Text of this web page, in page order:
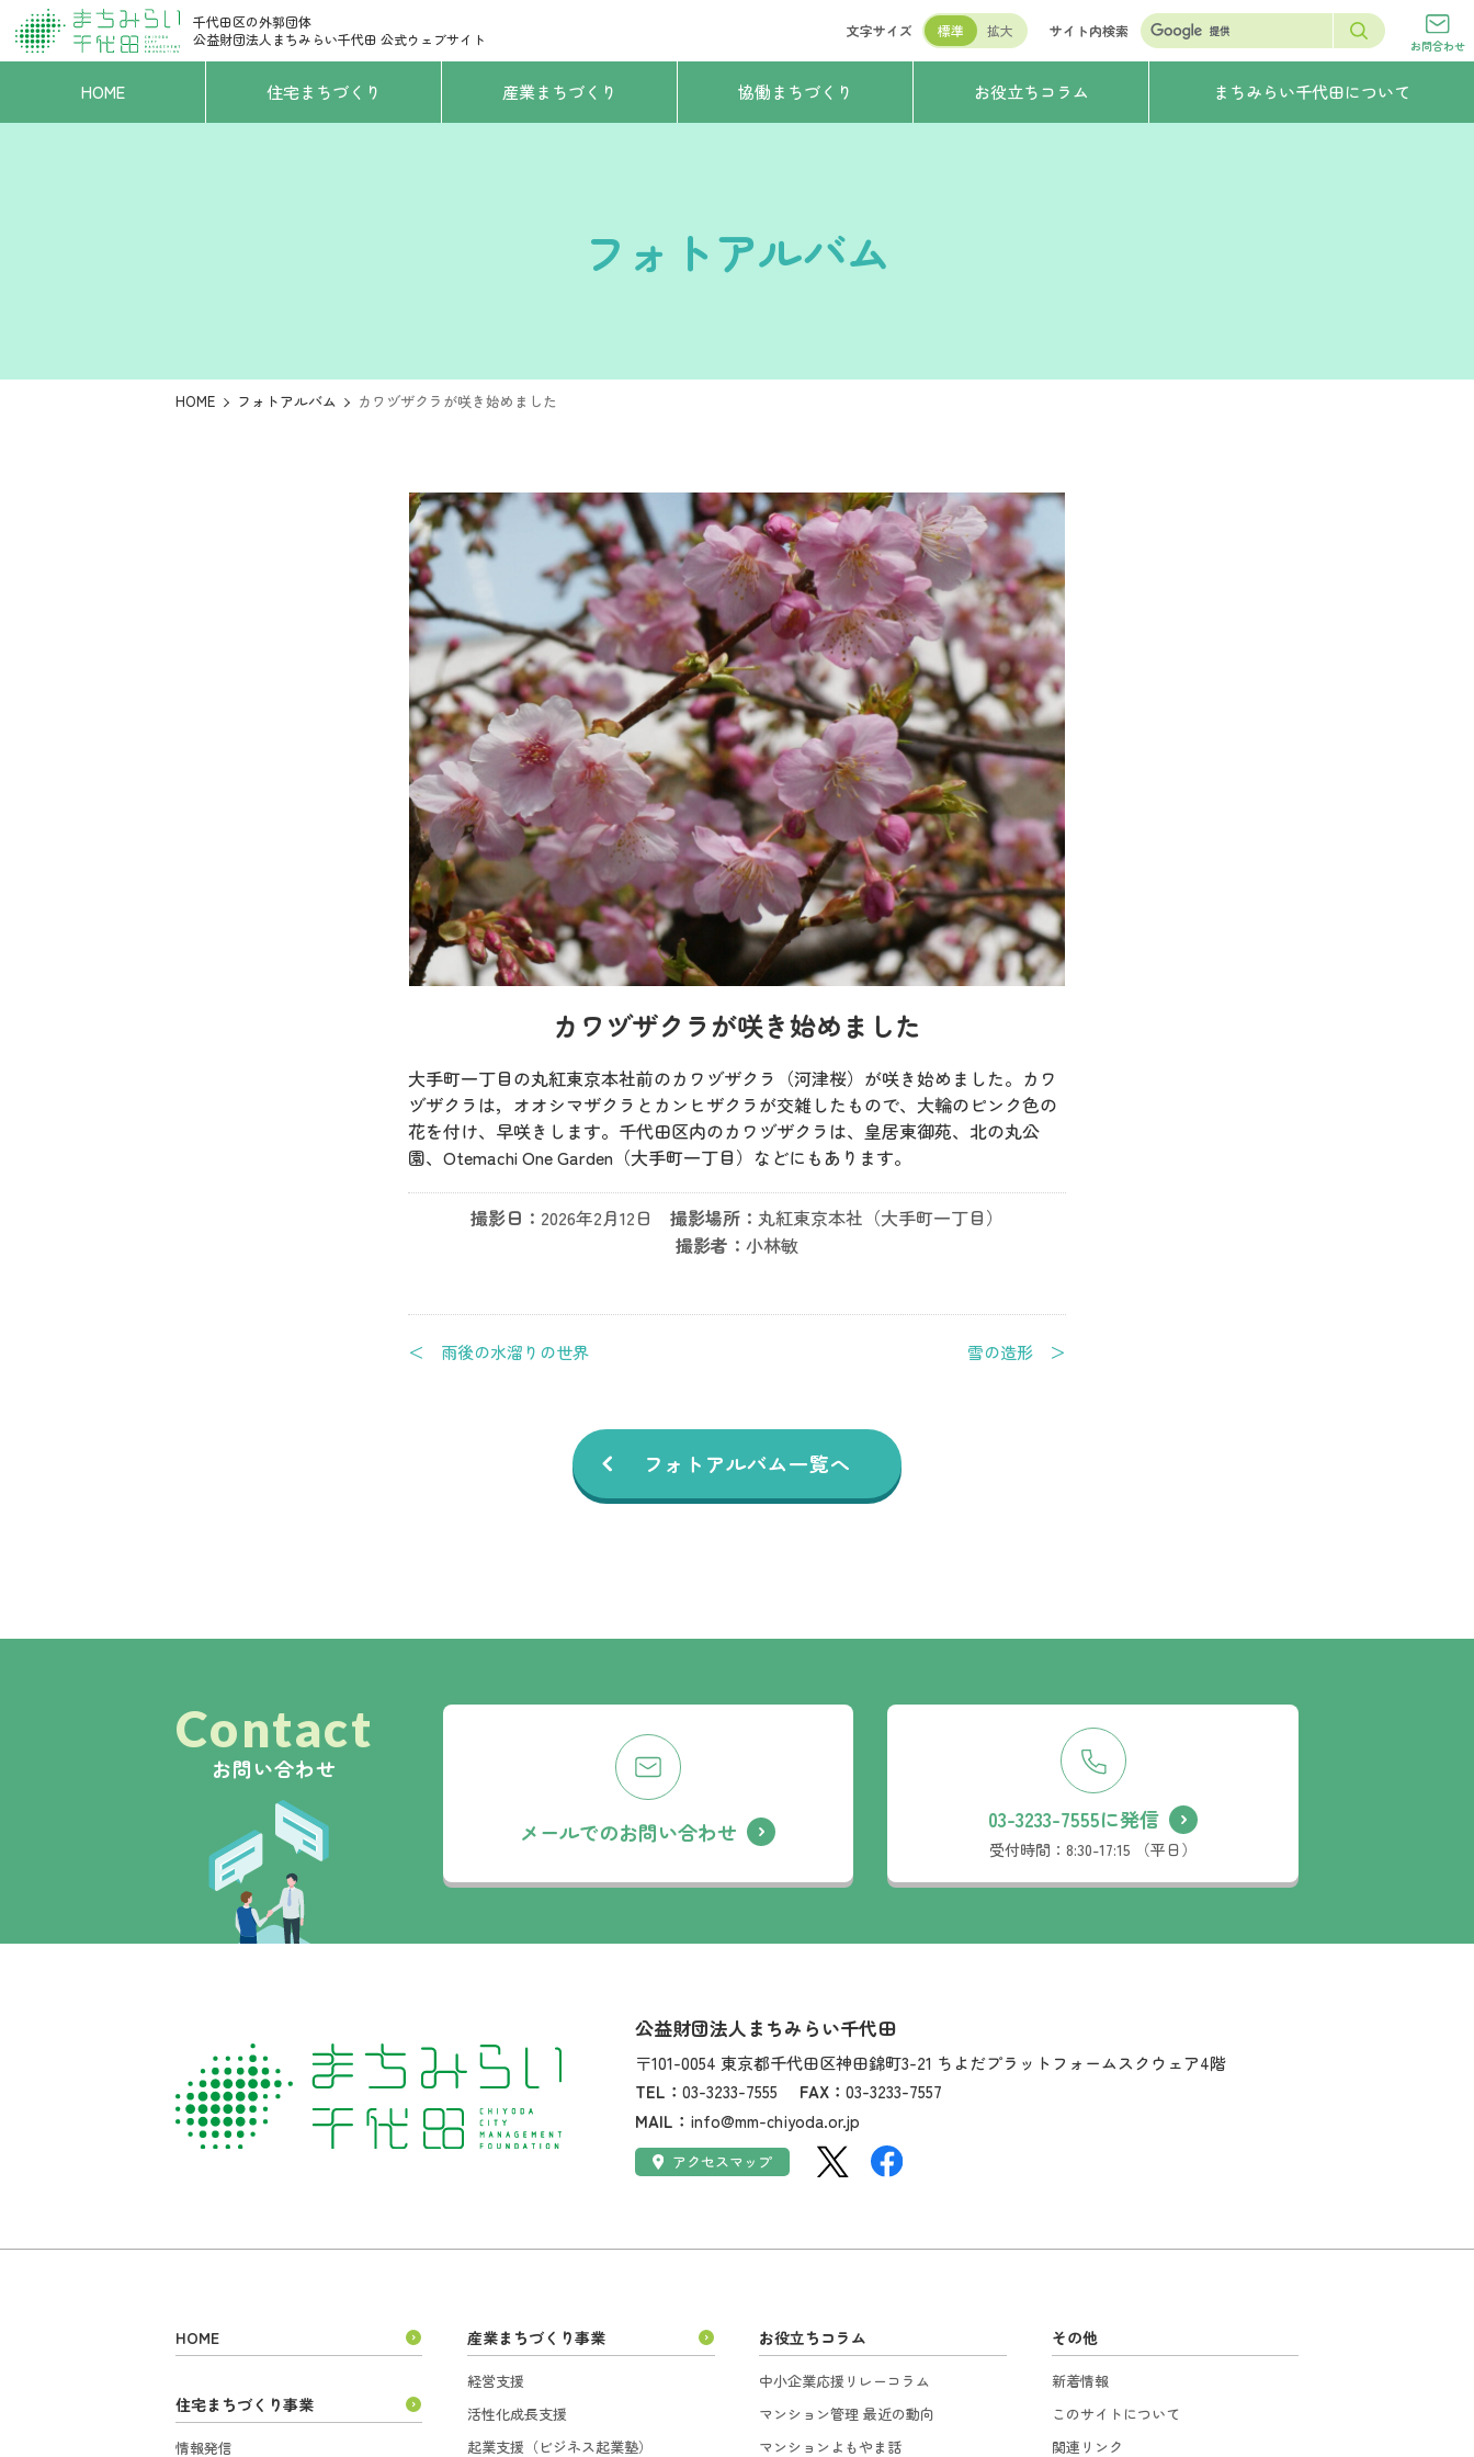
千代田区の外郭団体
公益財団法人まちみらい千代田 公式ウェブサイト 文字サイズ 標準 拡大 サイト内検索
お問合わせ
HOME 住宅まちづくり 産業まちづくり 協働まちづくり お役立ちコラム まちみらい千代田について
フォトアルバム
HOME フォトアルバム カワヅザクラが咲き始めました
カワヅザクラが咲き始めました
大手町一丁目の丸紅東京本社前のカワヅザクラ（河津桜）が咲き始めました。カワ
ヅザクラは，オオシマザクラとカンヒザクラが交雑したもので、大輪のピンク色の
花を付け、早咲きします。千代田区内のカワヅザクラは、皇居東御苑、北の丸公
園、Otemachi One Garden（大手町一丁目）などにもあります。
撮影日： 2026年2月12日 撮影場所： 丸紅東京本社（大手町一丁目）
撮影者： 小林敏
＜ 雨後の水溜りの世界 雪の造形 ＞
フォトアルバム一覧へ
Contact
お問い合わせ
メールでのお問い合わせ 03-3233-7555に発信
受付時間：8:30-17:15 （平日）
社名：
公益財団法人まちみらい千代田
住所：
〒101-0054 東京都千代田区神田錦町3-21 ちよだプラットフォームスクウェア4階
TEL：03-3233-7555 FAX：03-3233-7557
MAIL： info@mm-chiyoda.or.jp
アクセス：アクセスマップ SNS：
HOME
住宅まちづくり事業
情報発信
産業まちづくり事業
経営支援
活性化成長支援
起業支援（ビジネス起業塾）
お役立ちコラム
中小企業応援リレーコラム
マンション管理 最近の動向
マンションよもやま話
その他
新着情報
このサイトについて
関連リンク